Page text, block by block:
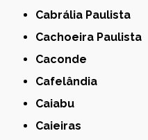
Cabrália Paulista
Cachoeira Paulista
Caconde
Cafelândia
Caiabu
Caieiras